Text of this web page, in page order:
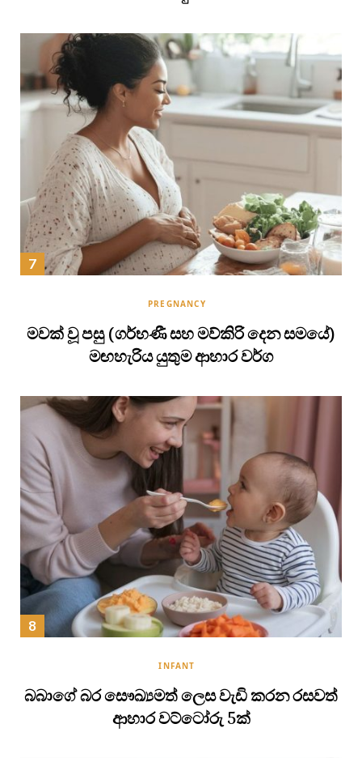
PREGNANCY
මවක් වූ පසු (ගර්භණී සහ මව්කිරි දෙන සමයේ)
මඟහැරිය යුතුම ආහාර වර්ග
INFANT
බබාගේ බර සෞඛ්‍යමත් ලෙස වැඩි කරන රසවත්
ආහාර වට්ටෝරු 5ක්